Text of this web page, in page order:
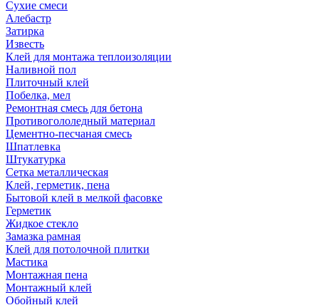
Сухие смеси
Алебастр
Затирка
Известь
Клей для монтажа теплоизоляции
Наливной пол
Плиточный клей
Побелка, мел
Ремонтная смесь для бетона
Противогололедный материал
Цементно-песчаная смесь
Шпатлевка
Штукатурка
Сетка металлическая
Клей, герметик, пена
Бытовой клей в мелкой фасовке
Герметик
Жидкое стекло
Замазка рамная
Клей для потолочной плитки
Мастика
Монтажная пена
Монтажный клей
Обойный клей